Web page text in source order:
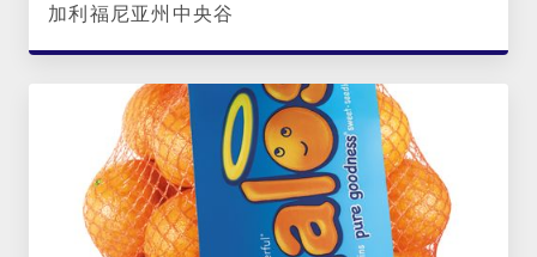
加利福尼亚州中央谷